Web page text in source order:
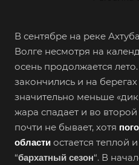
В сентябре на реке
Волге несмотря на
осень продолжается
закончились и на берегах
значительно меньше
жара спадает и во
почти не бывает, хотя
области остается теплой
“бархатный сезон“. В